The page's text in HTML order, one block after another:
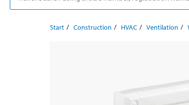
Start Construction HVAC Ventilation